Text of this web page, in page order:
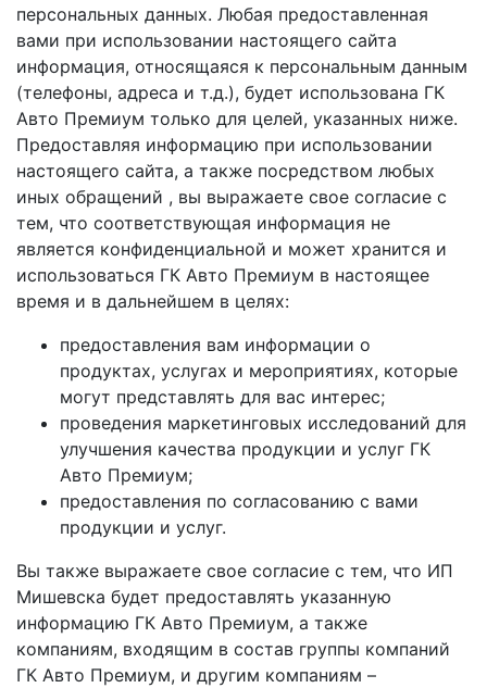
персональных данных. Любая предоставленная
вами при использовании настоящего сайта
информация, относящаяся к персональным данным
(телефоны, адреса и т.д.), будет использована ГК
Авто Премиум только для целей, указанных ниже.
Предоставляя информацию при использовании
настоящего сайта, а также посредством любых
иных обращений , вы выражаете свое согласие с
тем, что соответствующая информация не
является конфиденциальной и может хранится и
использоваться ГК Авто Премиум в настоящее
время и в дальнейшем в целях:
предоставления вам информации о
продуктах, услугах и мероприятиях, которые
могут представлять для вас интерес;
проведения маркетинговых исследований для
улучшения качества продукции и услуг ГК
Авто Премиум;
предоставления по согласованию с вами
продукции и услуг.
Вы также выражаете свое согласие с тем, что ИП
Мишевска будет предоставлять указанную
информацию ГК Авто Премиум, а также
компаниям, входящим в состав группы компаний
ГК Авто Премиум, и другим компаниям –